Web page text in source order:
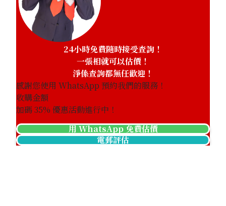
Mikimoto pearl drop shape necklace
HKD 4,928.86
24小時免費隨時接受查詢！
一張相就可以估價！
淨係查詢都無任歡迎！
感謝您使用 WhatsApp 預約我們的服務！
收購金額
加碼35% 優惠活動進行中！
用 WhatsApp 免費估價
電郵評估